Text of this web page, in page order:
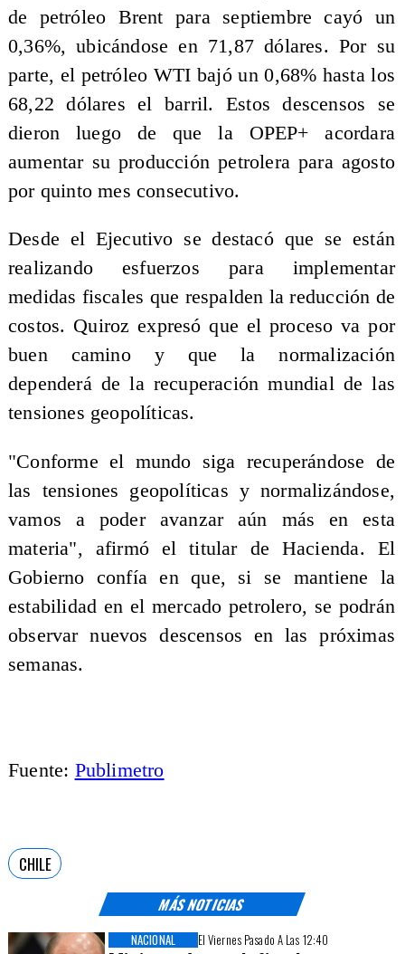
MÁS NOTICIAS
El Viernes Pasado A Las 12:40
NACIONAL
de petróleo Brent para septiembre cayó un
0,36%, ubicándose en 71,87 dólares. Por su
parte, el petróleo WTI bajó un 0,68% hasta los
68,22 dólares el barril. Estos descensos se
dieron luego de que la OPEP+ acordara
aumentar su producción petrolera para agosto
por quinto mes consecutivo.
Desde el Ejecutivo se destacó que se están
realizando esfuerzos para implementar
medidas fiscales que respalden la reducción de
costos. Quiroz expresó que el proceso va por
buen camino y que la normalización
dependerá de la recuperación mundial de las
tensiones geopolíticas.
"Conforme el mundo siga recuperándose de
las tensiones geopolíticas y normalizándose,
vamos a poder avanzar aún más en esta
materia", afirmó el titular de Hacienda. El
Gobierno confía en que, si se mantiene la
estabilidad en el mercado petrolero, se podrán
observar nuevos descensos en las próximas
semanas.
Fuente: Publimetro
CHILE